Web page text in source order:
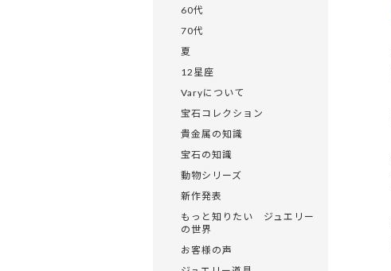
60代
70代
夏
12星座
Varyについて
宝石コレクション
貴金属の知識
宝石の知識
動物シリーズ
新作発表
もっと知りたい ジュエリー
の世界
お客様の声